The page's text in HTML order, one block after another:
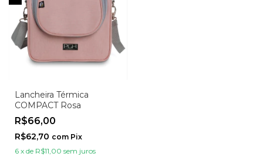
Lancheira Térmica
COMPACT Rosa
R$66,00
R$62,70 com Pix
6 x de R$11,00 sem juros